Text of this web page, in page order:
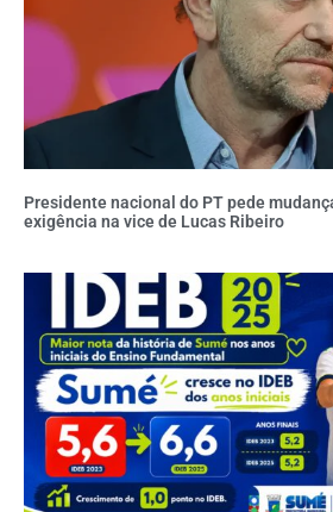
Presidente nacional do PT pede
exigência na vice de Lucas Ribeiro